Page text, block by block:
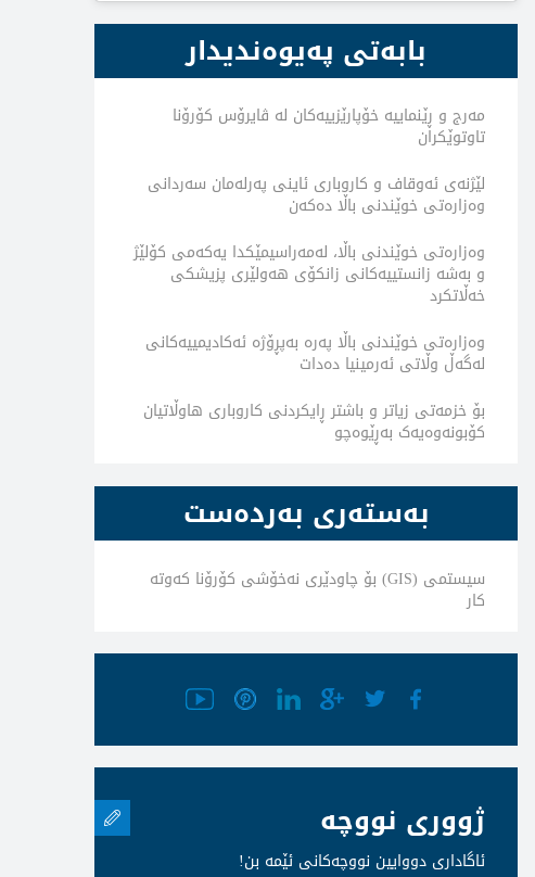
بابەتی پەیوەندیدار
مەرج و ڕێنماییە خۆپارێزییەکان لە ڤایرۆس کۆرۆنا
تاوتوێکران
لێژنەى ئەوقاف و کاروبارى ئاینى پەرلەمان سەردانى
وەزارەتى خوێندنى باڵا دەکەن
وەزارەتى خوێندنى باڵا، لەمەراسیمێکدا یەکەمی کۆلێژ
و بەشە زانستییەکانى زانکۆى هەولێرى پزیشکى
خەڵاتکرد
وەزارەتى خوێندنى باڵا پەرە بەپڕۆژە ئەکادیمییەکانى
لەگەڵ وڵاتى ئەرمینیا دەدات
بۆ خزمەتى زیاتر و باشتر ڕایکردنى کاروبارى هاوڵاتیان
کۆبونەوەیەک بەڕێوەچو
بەستەری بەردەست
سیستمی (GIS) بۆ چاودێری نەخۆشی کۆرۆنا كه‌وته‌
كار
ژووری نووچە
ئاگاداری دووایین نووچەکانی ئێمە بن!